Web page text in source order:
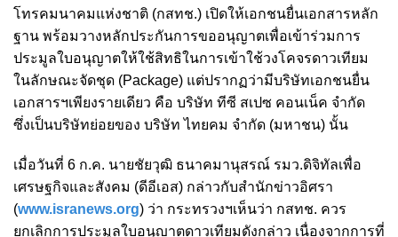
โทรคมนาคมแห่งชาติ (กสทช.) เปิดให้เอกชนยื่นเอกสารหลัก
ฐาน พร้อมวางหลักประกันการขออนุญาตเพื่อเข้าร่วมการ
ประมูลใบอนุญาตให้ใช้สิทธิในการเข้าใช้วงโคจรดาวเทียม
ในลักษณะจัดชุด (Package) แต่ปรากฏว่ามีบริษัทเอกชนยื่น
เอกสารฯเพียงรายเดียว คือ บริษัท ทีซี สเปซ คอนเน็ค จำกัด
ซึ่งเป็นบริษัทย่อยของ บริษัท ไทยคม จำกัด (มหาชน) นั้น
เมื่อวันที่ 6 ก.ค. นายชัยวุฒิ ธนาคมานุสรณ์ รมว.ดิจิทัลเพื่อ
เศรษฐกิจและสังคม (ดีอีเอส) กล่าวกับสำนักข่าวอิศรา
(www.isranews.org) ว่า กระทรวงฯเห็นว่า กสทช. ควร
ยกเลิกการประมูลใบอนุญาตดาวเทียมดังกล่าว เนื่องจากการที่